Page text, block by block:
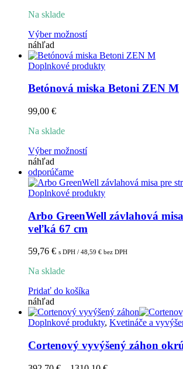
Na sklade
Výber možnostíTento
má
viacero
Možnosti
produktu.
náhľad
Doplnkové produkty
Betónová miska Betoni ZEN M
99,00 €
Na sklade
Výber možnostíTento
viacero
variantov.
si
môžete
vybrať
stránke
náhľad
odporúčame
Doplnkové produkty
Arbo GreenWell závlahová
veľká 67 cm
59,76 € s DPH / 48,59 € bez DPH
Na sklade
Pridať do košíka
náhľad
Doplnkové produkty, Kvetináče a
Cortenový vyvýšený záhon